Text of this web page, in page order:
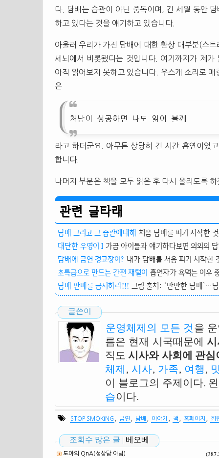
다. 담배는 습관이 아닌 중독이며, 긴 세월 동안
하고 있다는 것을 얘기하고 있습니다.
아울러 우리가 가진 담배에 대한 환상 대부분(스
세뇌에서 비롯됐다는 것입니다. 여기까지가 제
아직 읽어보지 못하고 있습니다. 우스개 소리로
은
처남이 성공하면 나도 읽어 볼께
라고 하더군요. 아무튼 상당히 긴 시간 흡연이었
합니다.
나머지 부분은 책을 모두 읽은 후 다시 올리도록
관련 글타래
담배 그리고 그 습관에대해 처음 담배를 피기 시작한
대단한 우영이 I 가끔 아이들과 얘기하다보면 의외의
담배에 금연 경고장이? 내가 담배를 처음 피기 시작한
초특급으로 만드는 간편 재털이 흡연자가 욕먹는 이유
담배 판매를 금지하라!!! 그림 출처: ‘만만한 담배’…
글쓴이
운영체제의 모든 것 을
름은 현재 시국때문에
직도 시사와 사회에 관
체제 , 시사, 가족, 여행 ,
이 블로그의 주제이다.
습이다.
STOP SMOKING 금연 담배 이야기 책 홈페이지 회
조회수 많은 글 | 베오베
도아의 QnA(성상담 아님)